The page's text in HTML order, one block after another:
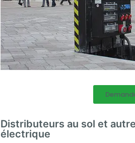
Distributeurs au sol et
électrique